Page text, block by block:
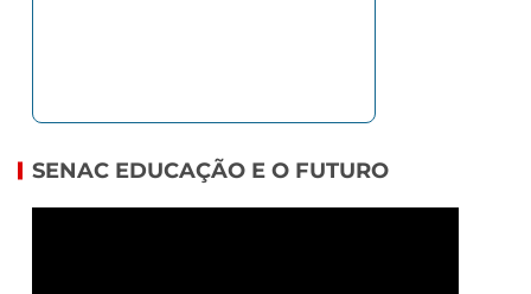
SENAC EDUCAÇÃO E O FUTURO